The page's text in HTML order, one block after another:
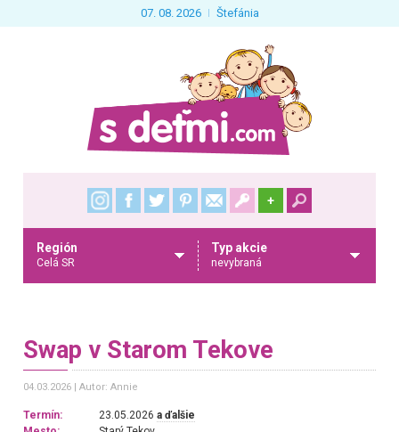
07. 08. 2026 Štefánia
+
Región
Celá SR
Typ akcie
nevybraná
Swap v Starom Tekove
04.03.2026 Autor: Annie
Termín: 23.05.2026a ďalšie